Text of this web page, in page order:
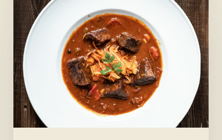
Gulasch
mit
Curtido